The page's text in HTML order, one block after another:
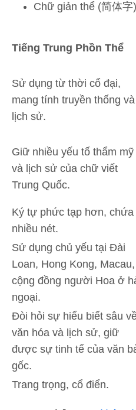
Chữ giản thể (简体
Tiếng Trung Phồn Thể
Sử dụng từ thời cổ đại,
mang tính truyền thống và
lịch sử.
Giữ nhiều yếu tố thẩm mỹ
và lịch sử của chữ viết
Trung Quốc.
Ký tự phức tạp hơn, chứa
nhiều nét.
Sử dụng chủ yếu tại Đài
Loan, Hong Kong, Macau,
cộng đồng người Hoa ở
ngoại.
Đòi hỏi sự hiểu biết sâu
văn hóa và lịch sử, giữ
được sự tinh tế của văn
gốc.
Trang trọng, cổ điển.